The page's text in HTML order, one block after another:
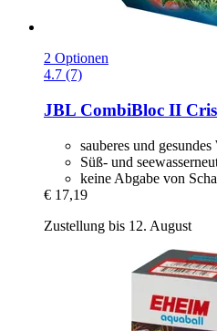
2 Optionen
4.7 (7)
JBL CombiBloc II
sauberes und gesundes
Süß- und
keine Abgabe von
€ 17,19
Zustellung bis 12. August